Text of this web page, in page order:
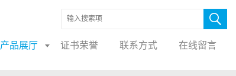
产品展厅 证书荣誉 联系方式 在线留言